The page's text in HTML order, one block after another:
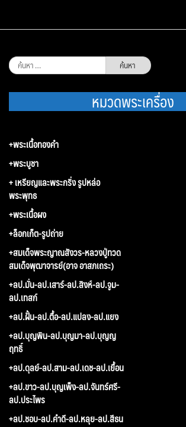
ค้นหา
สำหรับ:
หมวดพระเครื่อง
+พระเนื้อทองคำ
+พระบูชา
+ เหรียญและพระกริ่ง รูปหล่อ
พระพุทธ
+พระเนื้อผง
+ล็อกเก็ต-รูปถ่าย
+สมเด็จพระญาณสังวร-หลวงปู่ทวด
สมเด็จพุฒาจารย์(อาจ อาสภเถระ)
+ลป.มั่น-ลป.เสาร์-ลป.สิงห์-ลป.จูม-
ลป.เทสก์
+ลป.ฝั้น-ลป.ตื้อ-ลป.แปลง-ลป.แยง
+ลป.บุญพิน-ลป.บุญมา-ลป.บุญญ
ฤทธิ์
+ลป.ดุลย์-ลป.สาม-ลป.เดช-ลป.เยื้อน
+ลป.ขาว-ลป.บุญเพ็ง-ลป.จันทร์ศรี-
ลป.ประไพร
+ลป.ชอบ-ลป.คำดี-ลป.หลุย-ลป.สีธน